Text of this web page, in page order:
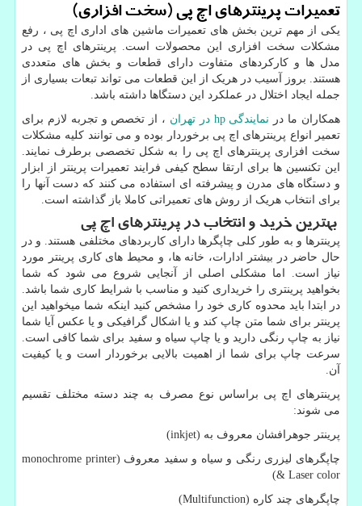
تعمیرات پرینترهای اچ پی (سخت افزاری)
یکی از مهم ترین بخش های تعمیرات ماشین های اداری اچ پی ، رفع
مشکلات سخت افزاری این محصولات است. پرینترهای اچ پی در
مدل ها و کارکردهای متفاوت دارای قطعات و بخش های متعددی
هستند. بروز آسیب در هریک از این قطعات می تواند تبعات بسیاری از
جمله ایجاد اختلال در عملکرد این دستگاها داشته باشد.
همکاران ما در نمایندگیhp در تهران ، از تخصص و تجربه لازم برای
تعمیر انواع پرینترهای اچ پی برخوردار بوده و می توانند کلیه مشکلات
سخت افزاری پرینترهای اچ پی را به شکل تخصصی برطرف نمایند.
این تکنسین ها برای ارتقا سطح کیفی فرایند تعمیرات پرینتر از ابزار
و دستگاه های مدرن و پیشرفته ای استفاده می کنند که دست آنها را
برای انتخاب هریک از روش های تعمیراتی کاملا باز گذاشته است.
بهترین خرید و انتخاب در پرینترهای اچ پی
پرینترها و به طور کلی چاپگرها دارای کاربردهای مختلفی هستند. و در
حال حاضر در بیشتر ادارات، خانه ها، و محیط های کاری پرینتر مورد
نیاز است. اما مشکلی اصلی از آنجایی شروع می شود که شما
بخواهید پرینتری را خریداری کنید و مناسب با شرایط کاری شما باشد.
در ابتدا باید محدوه کاری خود را مشخص کنید اینکه شما میخواهید این
پرینتر برای شما متن چاپ کند و یا اشکال گرافیکی و یا عکس آیا شما
نیاز به چاپ رنگی دارید و یا چاپ سیاه و سفید برای شما کافی است.
سرعت چاپ برای شما از اهمیت بالایی برخوردار است و یا کیفیت
آن.
پرینترهای اچ پی براساس نوع مصرف به چند دسته مختلف تقسیم
می شوند:
پرینتر جوهرافشان معروف به (inkjet
)
چاپگرهای لیزری رنگی و سیاه و سفید معروف (monochrome printer
& Laser color
)
چاپگرهای چند کاره (Multifunction
)